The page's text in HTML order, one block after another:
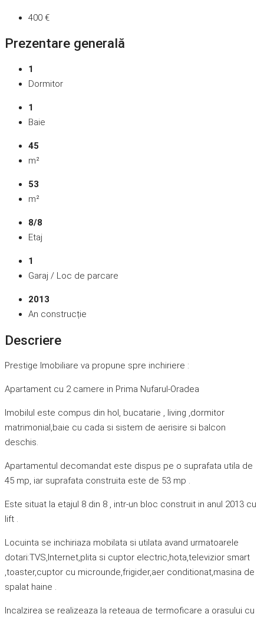
400 €
Prezentare generală
1
Dormitor
1
Baie
45
m²
53
m²
8/8
Etaj
1
Garaj / Loc de parcare
2013
An construcție
Descriere
Prestige Imobiliare va propune spre inchiriere :
Apartament cu 2 camere in Prima Nufarul-Oradea
Imobilul este compus din hol, bucatarie , living ,dormitor
matrimonial,baie cu cada si sistem de aerisire si balcon
deschis.
Apartamentul decomandat este dispus pe o suprafata utila de
45 mp, iar suprafata construita este de 53 mp .
Este situat la etajul 8 din 8 , intr-un bloc construit in anul 2013 cu
lift .
Locuinta se inchiriaza mobilata si utilata avand urmatoarele
dotari:TVS,Internet,plita si cuptor electric,hota,televizior smart
,toaster,cuptor cu microunde,frigider,aer conditionat,masina de
spalat haine .
Incalzirea se realizeaza la reteaua de termoficare a orasului cu